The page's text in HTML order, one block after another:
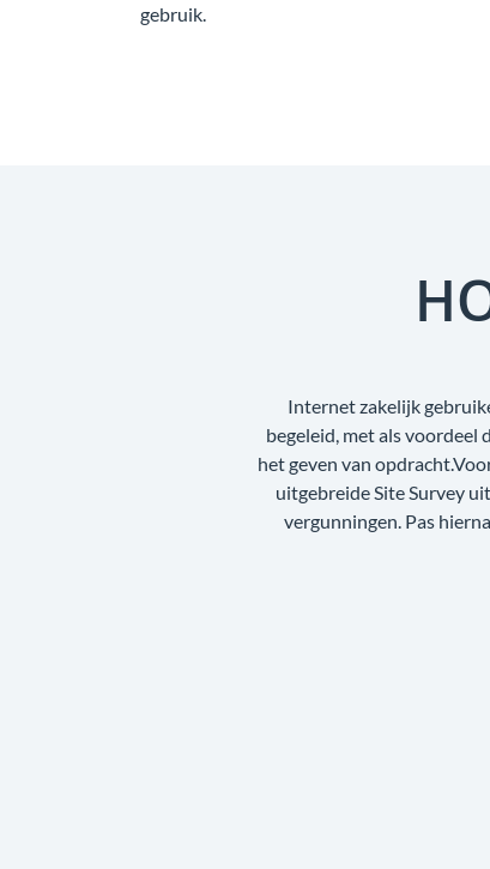
gebruik.
Internet zakelijk
begeleid, met als voordeel
het geven van
uitgebreide Site Survey
vergunningen. Pas